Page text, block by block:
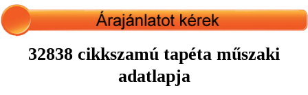
32838 cikkszamú tapéta műszaki
adatlapja